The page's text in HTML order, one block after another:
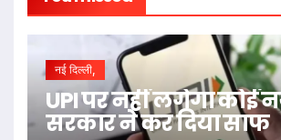
नई दिल्ली,
UPI पर नहीं लगेगा कोई
सरकार ने कर दिया साफ